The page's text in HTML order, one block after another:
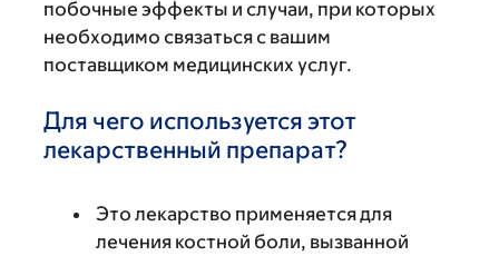
побочные эффекты и случаи, при которых
необходимо связаться с вашим
поставщиком медицинских услуг.
Для чего используется этот
лекарственный препарат?
Это лекарство применяется для
лечения костной боли, вызванной